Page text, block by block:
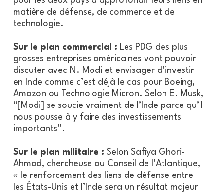
matière de défense, de commerce et de
technologie.
Sur le plan commercial : Les PDG des plus
grosses entreprises américaines vont pouvoir
discuter avec N. Modi et envisager d’investir
en Inde comme c’est déjà le cas pour Boeing,
Amazon ou Technologie Micron. Selon E. Musk,
“[Modi] se soucie vraiment de l’Inde parce qu’il
nous pousse à y faire des investissements
importants”.
Sur le plan militaire : Selon Safiya Ghori-
Ahmad, chercheuse au Conseil de l’Atlantique,
« le renforcement des liens de défense entre
les États-Unis et l’Inde sera un résultat majeur